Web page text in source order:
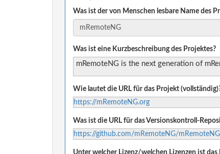
Was ist der von Menschen lesbare Name des
Was ist eine Kurzbeschreibung des Projektes?
mRemoteNG is the next generation of
Wie lautet die URL für das Projekt
https://mRemoteNG.org
Was ist die URL für das Versionskontroll-
https://github.com/mRemoteNG/mRemoteNG
Unter welcher Lizenz/welchen Lizenzen ist